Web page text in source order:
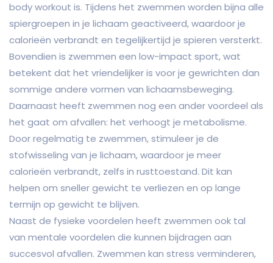
body workout is. Tijdens het zwemmen worden bijna alle
spiergroepen in je lichaam geactiveerd, waardoor je
calorieën verbrandt en tegelijkertijd je spieren versterkt.
Bovendien is zwemmen een low-impact sport, wat
betekent dat het vriendelijker is voor je gewrichten dan
sommige andere vormen van lichaamsbeweging.
Daarnaast heeft zwemmen nog een ander voordeel als
het gaat om afvallen: het verhoogt je metabolisme.
Door regelmatig te zwemmen, stimuleer je de
stofwisseling van je lichaam, waardoor je meer
calorieën verbrandt, zelfs in rusttoestand. Dit kan
helpen om sneller gewicht te verliezen en op lange
termijn op gewicht te blijven.
Naast de fysieke voordelen heeft zwemmen ook tal
van mentale voordelen die kunnen bijdragen aan
succesvol afvallen. Zwemmen kan stress verminderen,